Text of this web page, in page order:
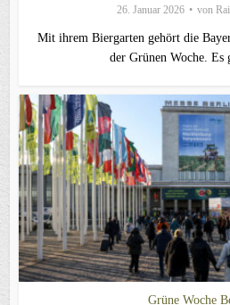
26. Januar 2026 von
Mit ihrem Biergarten gehört die
der Grünen Woche. Es
Grüne Woche